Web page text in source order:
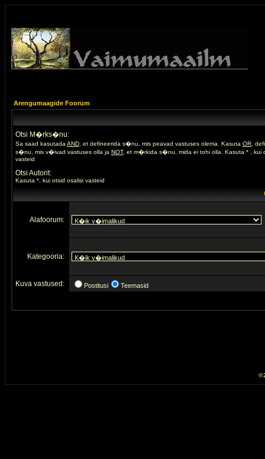
Arengumaagide Foorum
Otsi M�rks�nu:
Sa saad kasutada AND , et defineerida s�nu, mis peavad vastuses olema. Kasuta OR ,
s�nu, mis v�ivad vastuses olla ja NOT, et m�rkida s�nu, mida ei tohi olla. Kasuta * , kui
vasteid
Otsi Autorit:
Kasuta *, kui otsid osalisi vasteid
Alafoorum:
Kategooria:
Kuva vastused: Postitusi Teemasid
©